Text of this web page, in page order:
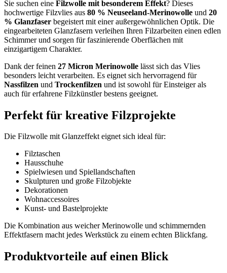
Sie suchen eine Filzwolle mit besonderem Effekt? Dieses
hochwertige Filzvlies aus 80 % Neuseeland-Merinowolle und 20
% Glanzfaser begeistert mit einer außergewöhnlichen Optik. Die
eingearbeiteten Glanzfasern verleihen Ihren Filzarbeiten einen edlen
Schimmer und sorgen für faszinierende Oberflächen mit
einzigartigem Charakter.
Dank der feinen 27 Micron Merinowolle lässt sich das Vlies
besonders leicht verarbeiten. Es eignet sich hervorragend für
Nassfilzen und Trockenfilzen und ist sowohl für Einsteiger als
auch für erfahrene Filzkünstler bestens geeignet.
Perfekt für kreative Filzprojekte
Die Filzwolle mit Glanzeffekt eignet sich ideal für:
Filztaschen
Hausschuhe
Spielwiesen und Spiellandschaften
Skulpturen und große Filzobjekte
Dekorationen
Wohnaccessoires
Kunst- und Bastelprojekte
Die Kombination aus weicher Merinowolle und schimmernden
Effektfasern macht jedes Werkstück zu einem echten Blickfang.
Produktvorteile auf einen Blick